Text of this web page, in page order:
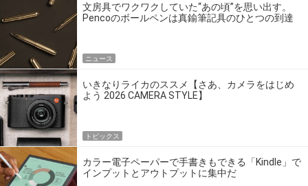
文房具でワクワクしていた“あの頃”を思い出す。
Pencoのボールペンは真鍮筆記具のひとつの到達
ニュース
いきなりライカのススメ【さあ、カメラをはじめ
よう 2026 CAMERA STYLE】
トピックス
カラー電子ペーパーで手書きもできる「Kindle」で
インプットとアウトプットに集中だ